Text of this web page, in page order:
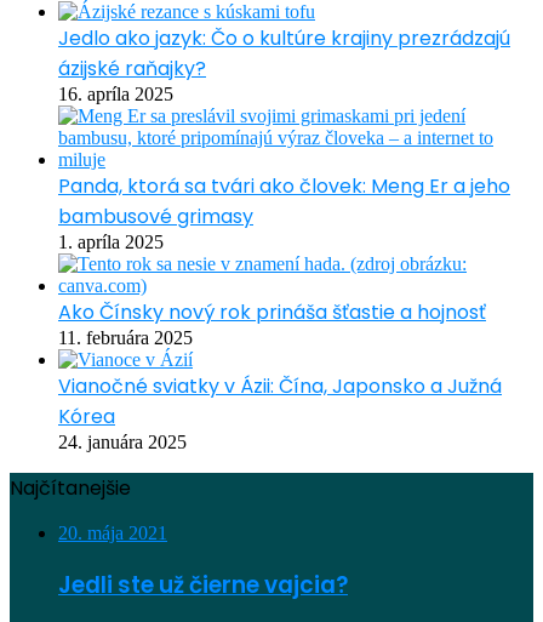
Jedlo ako jazyk: Čo o kultúre krajiny prezrádzajú
ázijské raňajky?
16. apríla 2025
Panda, ktorá sa tvári ako človek: Meng Er a jeho
bambusové grimasy
1. apríla 2025
Ako Čínsky nový rok prináša šťastie a hojnosť
11. februára 2025
Vianočné sviatky v Ázii: Čína, Japonsko a Južná
Kórea
24. januára 2025
Najčítanejšie
20. mája 2021
Jedli ste už čierne vajcia?